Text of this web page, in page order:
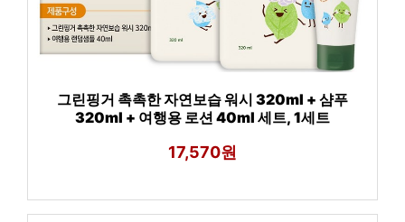
그린핑거 촉촉한 자연보습 워시 320ml + 샴푸
320ml + 여행용 로션 40ml 세트, 1세트
17,570원